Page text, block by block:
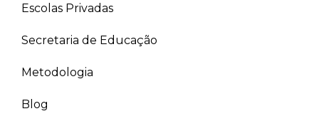
Escolas Privadas
Secretaria de Educação
Metodologia
Blog